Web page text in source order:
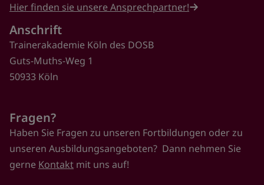
Hier finden sie unsere Ansprechpartner!
Anschrift
Trainerakademie Köln des DOSB
Guts-Muths-Weg 1
50933 Köln
Fragen?
Haben Sie Fragen zu unseren Fortbildungen oder zu
unseren Ausbildungsangeboten? Dann nehmen Sie
gerne Kontakt mit uns auf!